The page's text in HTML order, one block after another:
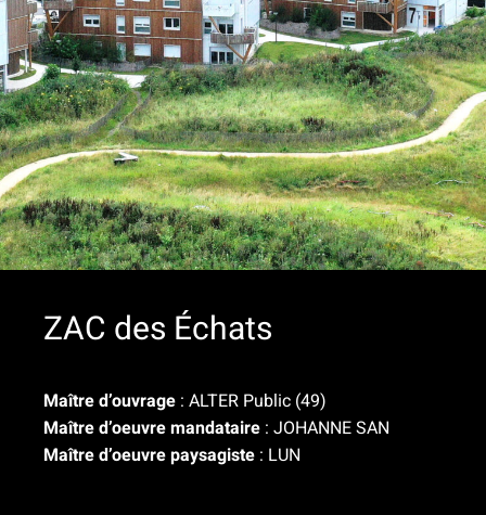
ZAC des Échats
Maître d’ouvrage : ALTER Public (49)
Maître d’oeuvre mandataire : JOHANNE SAN
Maître d’oeuvre paysagiste : LUN